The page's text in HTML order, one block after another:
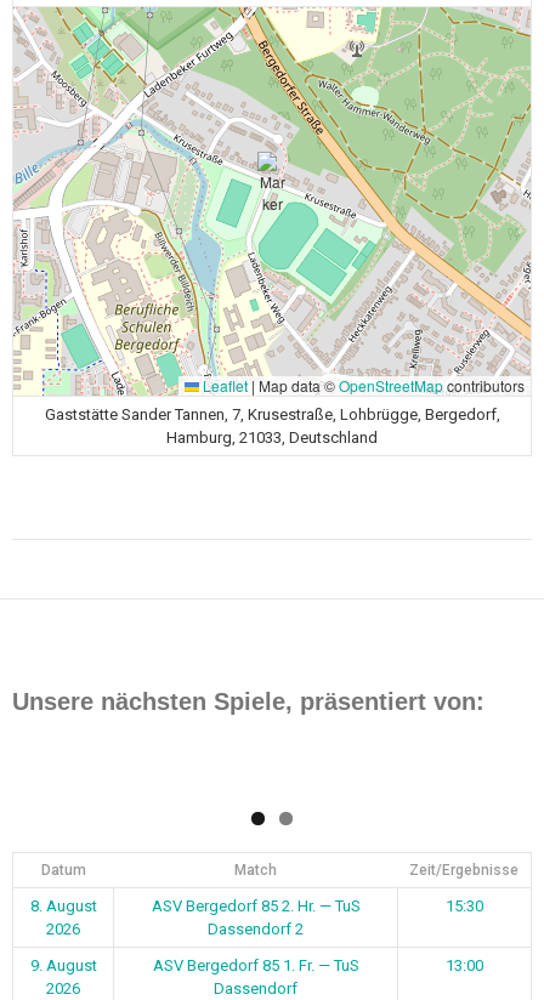
Leaflet | Map data ©OpenStreetMapcontributors
Gaststätte Sander Tannen, 7, Krusestraße, Lohbrügge, Bergedorf,
Hamburg, 21033, Deutschland
Unsere nächsten Spiele, präsentiert von:
Datum Match Zeit/Ergebnisse
8. August
2026
ASV Bergedorf 85 2. Hr. — TuS
Dassendorf 2
15:30
9. August
2026
ASV Bergedorf 85 1. Fr. — TuS
Dassendorf
13:00